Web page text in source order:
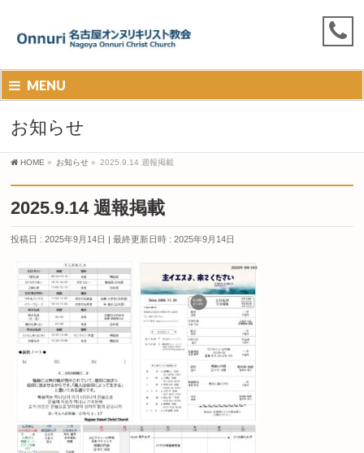
MENU
お知らせ
HOME » お知らせ » 2025.9.14 週報掲載
2025.9.14 週報掲載
投稿日 : 2025年9月14日 最終更新日時 : 2025年9月14日